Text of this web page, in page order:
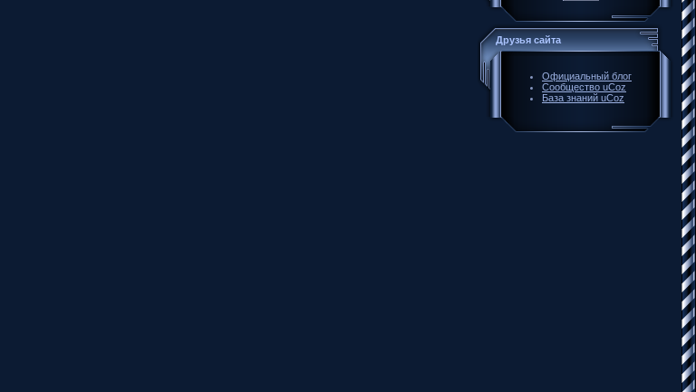
Друзья сайта
Официальный блог
Сообщество uCoz
База знаний uCoz